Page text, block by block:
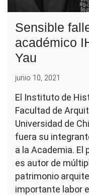
Sensible
académico
Yau
junio 10, 2021
El Instituto de
Facultad de
Universidad de
fuera su
a la Academia. El
es autor de
patrimonio
importante labor